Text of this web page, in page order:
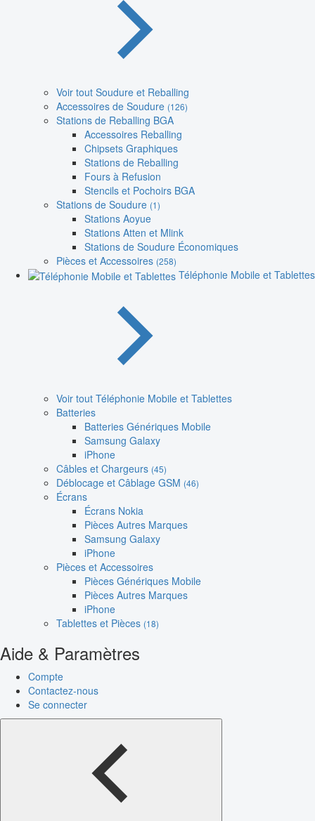
Voir tout Soudure et Reballing
Accessoires de Soudure (126)
Stations de Reballing BGA
Accessoires Reballing
Chipsets Graphiques
Stations de Reballing
Fours à Refusion
Stencils et Pochoirs BGA
Stations de Soudure (1)
Stations Aoyue
Stations Atten et Mlink
Stations de Soudure Économiques
Pièces et Accessoires (258)
Téléphonie Mobile et Tablettes
Voir tout Téléphonie Mobile et Tablettes
Batteries
Batteries Génériques Mobile
Samsung Galaxy
iPhone
Câbles et Chargeurs (45)
Déblocage et Câblage GSM (46)
Écrans
Écrans Nokia
Pièces Autres Marques
Samsung Galaxy
iPhone
Pièces et Accessoires
Pièces Génériques Mobile
Pièces Autres Marques
iPhone
Tablettes et Pièces (18)
Aide & Paramètres
Compte
Contactez-nous
Se connecter